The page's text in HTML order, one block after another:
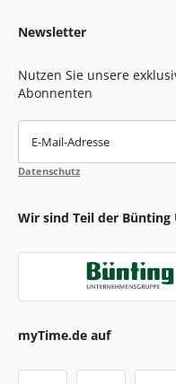
Newsletter
Nutzen Sie unsere
Abonnenten
E-Mail-Adresse
Datenschutz
Wir sind Teil der
myTime.de auf